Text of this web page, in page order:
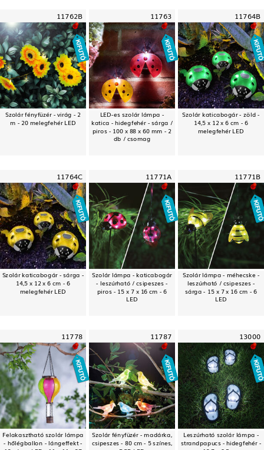
11762B
Szolár fényfüzér - virág - 2
m - 20 melegfehér LED
11763
LED-es szolár lámpa -
katica - hidegfehér - sárga /
piros - 100 x 88 x 60 mm - 2
db / csomag
11764B
Szolár katicabogár - zöld -
14,5 x 12 x 6 cm - 6
melegfehér LED
11764C
Szolár katicabogár - sárga -
14,5 x 12 x 6 cm - 6
melegfehér LED
11771A
Szolár lámpa - katicabogár
- leszúrható / csipeszes -
piros - 15 x 7 x 16 cm - 6
LED
11771B
Szolár lámpa - méhecske -
leszúrható / csipeszes -
sárga - 15 x 7 x 16 cm - 6
LED
11778
Felakasztható szolár lámpa
- hőlégballon - lángeffekt -
11787
Szolár fényfüzér - madárka,
csipeszes - 80 cm - 5 színes,
13000
Leszúrható szolár lámpa -
strandpapucs - hidegfehér -